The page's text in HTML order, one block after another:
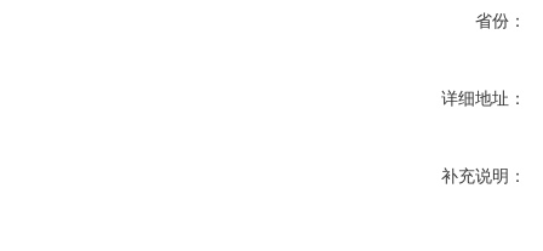
省份：
详细地址：
补充说明：